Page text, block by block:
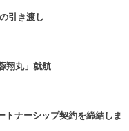
引き渡し
翔丸」就航
トナーシップ契約を締結しま